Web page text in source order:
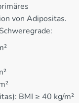
von Adipositas.
BMI ≥ 40 kg/m²